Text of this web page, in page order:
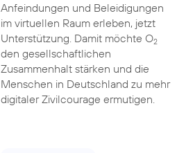
Anfeindungen und Beleidigungen
im virtuellen Raum erleben, jetzt
Unterstützung. Damit möchte O2
den gesellschaftlichen
Zusammenhalt stärken und die
Menschen in Deutschland zu mehr
digitaler Zivilcourage ermutigen.